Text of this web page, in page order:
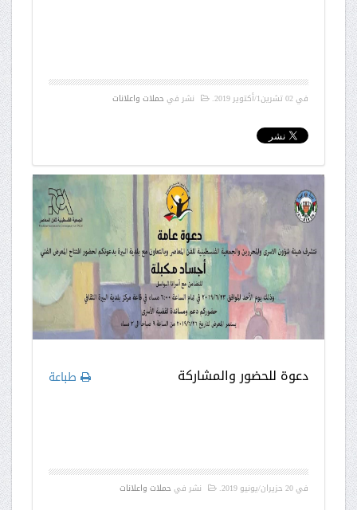
في02 تشرين1/أكتوير 2019 . نشر في حملات واعلانات
طباعة دعوة للحضور والمشاركة
في20 حزيران/يونيو 2019 . نشر في حملات واعلانات